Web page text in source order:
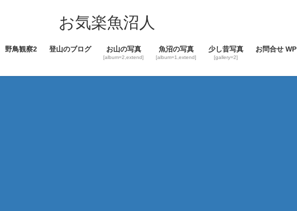
ツ
ス
シ
ン
お気楽魚沼人
野鳥観察2 登山のブログ お山の写真
[album=2,extend]
魚沼の写真
[album=1,extend]
少し昔写真
[gallery=2]
お問合せ WP